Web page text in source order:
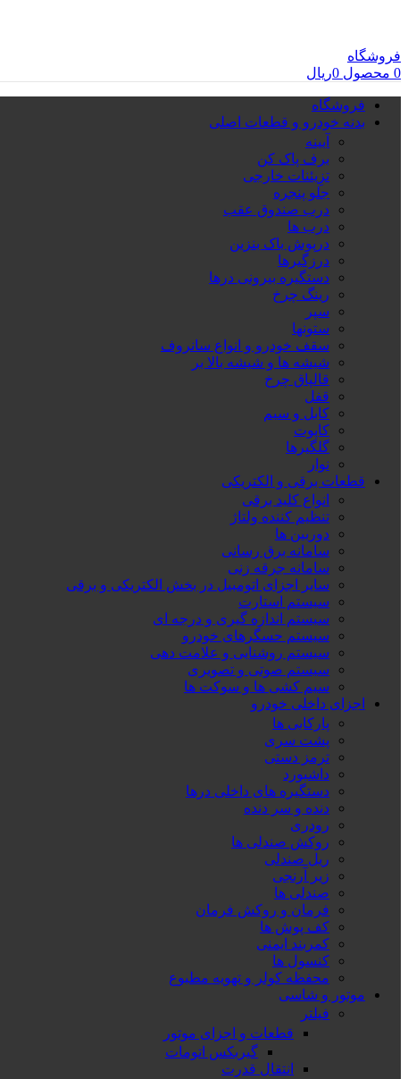
فروشگاه
0 محصول 0ریال
فروشگاه
بدنه خودرو و قطعات اصلی
آیینه
برف پاک کن
تزِیئنات خارجی
جلو پنجره
درب صندوق عقب
درب ها
درپوش باک بنزین
درزگیرها
دستگیره بیرونی درها
رینگ چرخ
سپر
ستونها
سقف خودرو و انواع سانروف
شیشه ها و شیشه بالا بر
قالپاق چرخ
قفل
کابل و سیم
کاپوت
گلگیرها
نوار
قطعات برقی و الکتریکی
انواع کلید برقی
تنظیم کننده ولتاژ
دوربین ها
سامانه برق رسانی
سامانه جرقه زنی
سایر اجزای اتومبیل در بخش الکتریکی و برقی
سیستم استارت
سیستم اندازه گیری و درجه ای
سیستم حسگرهای خودرو
سیستم روشنایی و علامت دهی
سیستم صوتی و تصویری
سیم کشی ها و سوکت ها
اجزای داخلی خودرو
پارکابی ها
پشت سری
ترمز دستی
داشبورد
دستگیره های داخلی درها
دنده و سر دنده
رودری
روکش صندلی ها
ریل صندلی
زیر آرنجی
صندلی ها
فرمان و روکش فرمان
کف پوش ها
کمربند ایمنی
کنسول ها
محفظه کولر و تهویه مطبوع
موتور و شاسی
فیلتر
قطعات و اجزای موتور
گیربکس اتومات
انتقال قدرت